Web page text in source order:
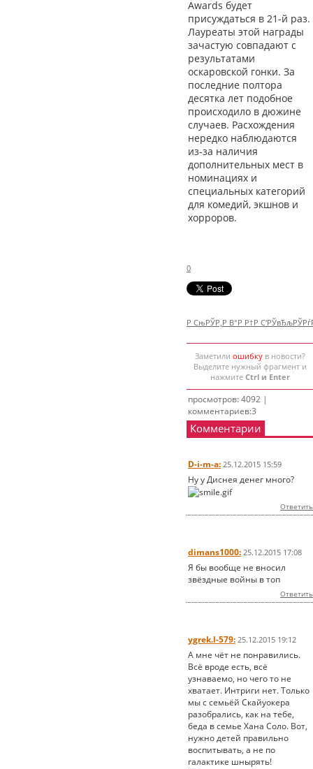
Awards будет
присуждаться в 21-й раз.
Лауреаты этой награды
зачастую совпадают с
результатами
оскаровской гонки. За
последние полтора
десятка лет подобное
происходило в дюжине
случаев. Расхождения
нередко наблюдаются
из-за наличия
дополнительных мест в
номинациях и
специальных категорий
для комедий, экшнов и
хорроров.
0
Р СњРЎР‚Р В°Р Р†Р
Заметили ошибкув новости?
Выделите нужный фрагмент и
нажмите Ctrl и Enter
просмотров: 4092 |
комментариев:3
Комментарии
D-i-m-a: 25.12.2015 15:59
Ну у Диснея денег много?
Ответить
dimans1000: 25.12.2015 17:08
Я бы вообще не вносил
звёздные войны в топ
Ответить
ygrek.l-579: 25.12.2015 19:12
А мне чёт не понравились.
Всё вроде есть, всё
узнаваемо, но чего то не
хватает. Интриги нет. Только
мы с семьёй Скайуокера
разобрались, как на тебе,
беда в семье Хана Соло. Вот,
нужно детей правильно
воспитывать, а не по
галактике шнырять!